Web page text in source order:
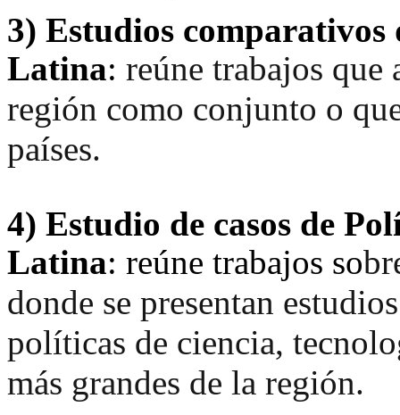
3) Estudios
Latina: reúne trabajos que
región como conjunto o
países.
4) Estudio de casos de
Latina: reúne trabajos so
donde se presentan
políticas de ciencia,
más grandes de la región.